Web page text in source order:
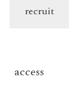
access
recruit